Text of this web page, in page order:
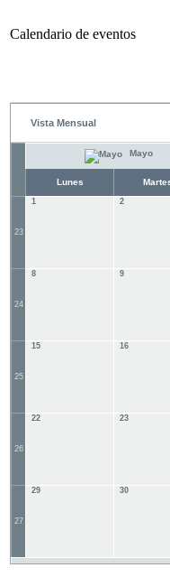
Calendario de eventos
Vista Mensual
Mayo
Lunes
23
1 2
24
8 9
25
15 16
26
22 23
27
29 30